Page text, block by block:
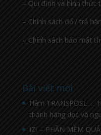
– Qui định và hình thức
– Chính sách đổi/ trả
– Chính sách bảo mật
Bài viết mới
Hàm TRANSPOSE –
thành hàng dọc và
IZI – PHẦN MỀM